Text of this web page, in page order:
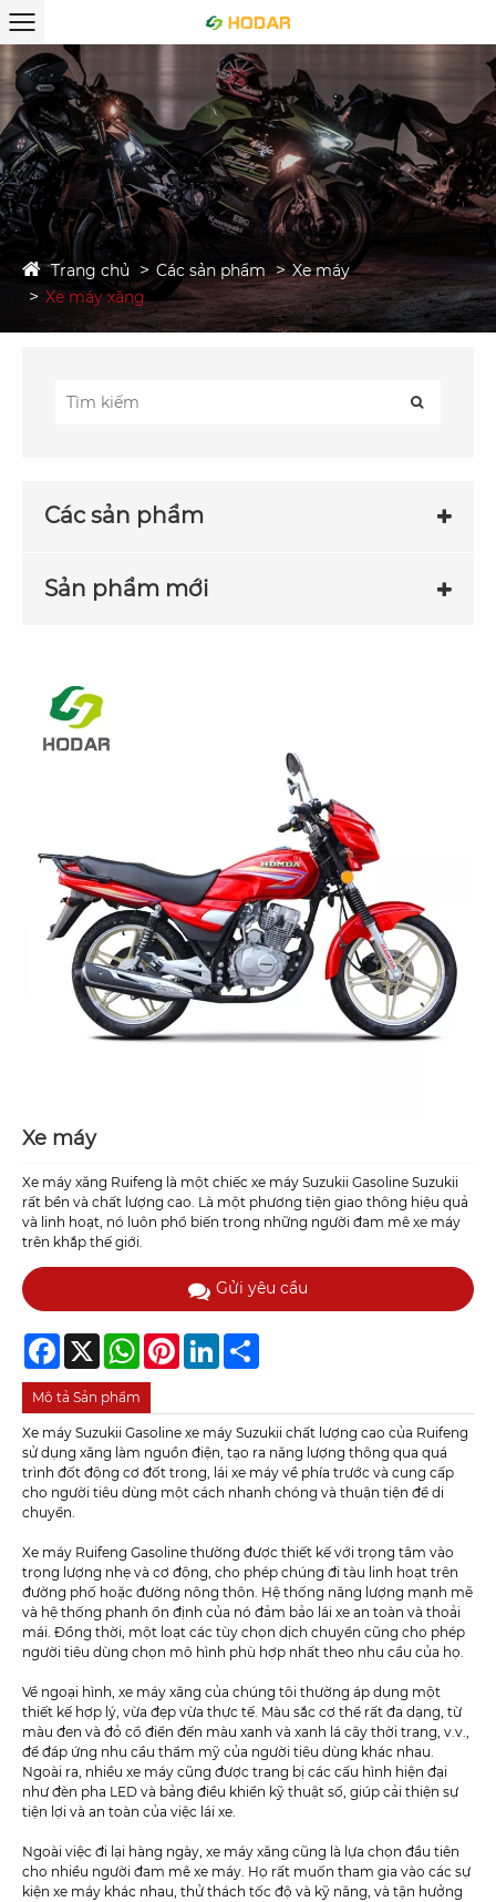
Trang chủ Các sản phẩm
Xe máy
Xe máy xăng
Các sản phẩm
Sản phẩm mới
Xe máy
Xe máy xăng Ruifeng là một chiếc xe máy Suzukii Gasoline Suzukii
rất bền và chất lượng cao. Là một phương tiện giao thông hiệu quả
và linh hoạt, nó luôn phổ biến trong những người đam mê xe máy
trên khắp thế giới.
Gửi yêu cầu
Facebook
X WhatsAppPinterestLinkedIn
Mô tả Sản phẩm
Xe máy Suzukii Gasoline xe máy Suzukii chất lượng cao của Ruifeng
sử dụng xăng làm nguồn điện, tạo ra năng lượng thông qua quá
trình đốt động cơ đốt trong, lái xe máy về phía trước và cung cấp
cho người tiêu dùng một cách nhanh chóng và thuận tiện để di
chuyển.
Xe máy Ruifeng Gasoline thường được thiết kế với trọng tâm vào
trọng lượng nhẹ và cơ động, cho phép chúng đi tàu linh hoạt trên
đường phố hoặc đường nông thôn. Hệ thống năng lượng mạnh mẽ
và hệ thống phanh ổn định của nó đảm bảo lái xe an toàn và thoải
mái. Đồng thời, một loạt các tùy chọn dịch chuyển cũng cho phép
người tiêu dùng chọn mô hình phù hợp nhất theo nhu cầu của họ.
Về ngoại hình, xe máy xăng của chúng tôi thường áp dụng một
thiết kế hợp lý, vừa đẹp vừa thực tế. Màu sắc cơ thể rất đa dạng, từ
màu đen và đỏ cổ điển đến màu xanh và xanh lá cây thời trang, v.v.,
để đáp ứng nhu cầu thẩm mỹ của người tiêu dùng khác nhau.
Ngoài ra, nhiều xe máy cũng được trang bị các cấu hình hiện đại
như đèn pha LED và bảng điều khiển kỹ thuật số, giúp cải thiện sự
tiện lợi và an toàn của việc lái xe.
Ngoài việc đi lại hàng ngày, xe máy xăng cũng là lựa chọn đầu tiên
cho nhiều người đam mê xe máy. Họ rất muốn tham gia vào các sự
kiện xe máy khác nhau, thử thách tốc độ và kỹ năng, và tận hưởng